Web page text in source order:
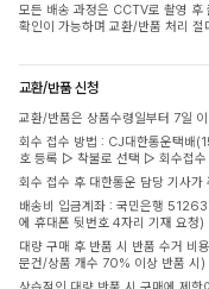
모든 배송 과정은 CCTV로 촬영 후
확인이 가능하며 교환/반품 처리 절
교환/반품 신청
교환/반품은 상품수령일부터 7일
회수 접수 방법 : CJ대한통운택
호 등록 ▷ 착불로 선택 ▷ 회수접수
회수 접수 후 대한통운 담당 기사
배송비 입금계좌 : 국민은행
에 휴대폰 뒷번호 4자리 기재 요청)
대량 구매 후 반품 시 반품 수거 비
문건/상품 개수 70% 이상 반품 시)